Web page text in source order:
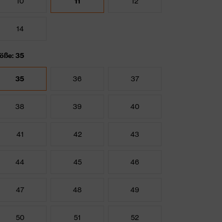
14
35
35 36 37
38 39 40
41 42 43
44 45 46
47 48 49
50 51 52